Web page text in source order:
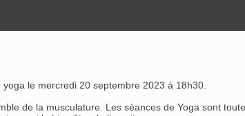
le mercredi 20 septembre 2023 à 18h30.
de la musculature. Les séances de Yoga sont